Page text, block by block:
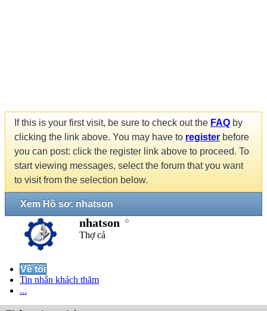
If this is your first visit, be sure to check out the FAQ by
clicking the link above. You may have to register before
you can post: click the register link above to proceed. To
start viewing messages, select the forum that you want
to visit from the selection below.
Xem Hồ sơ: nhatson
nhatson
Thợ cả
Về tôi
Tin nhắn khách thăm
...